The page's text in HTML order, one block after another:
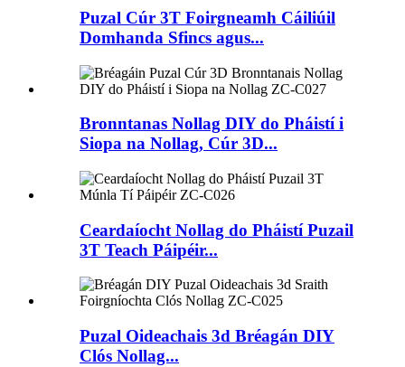
Puzal Cúr 3T Foirgneamh Cáiliúil
Domhanda Sfincs agus...
Bronntanas Nollag DIY do Pháistí i
Siopa na Nollag, Cúr 3D...
Ceardaíocht Nollag do Pháistí Puzail
3T Teach Páipéir...
Puzal Oideachais 3d Bréagán DIY
Clós Nollag...